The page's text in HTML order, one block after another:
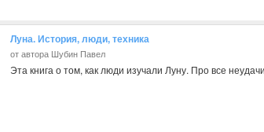
Луна. История, люди, техника
от автора Шубин Павел
Эта книга о том, как люди изучали Луну. Про все